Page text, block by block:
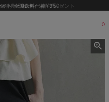
特典 500ポイントプレゼント
0